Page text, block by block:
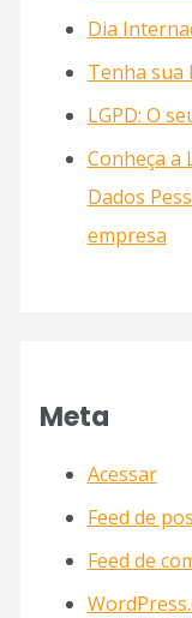
Dia
Tenha sua
LGPD: O
Conheça a
Dados
empresa
Meta
Acessar
Feed de
Feed de